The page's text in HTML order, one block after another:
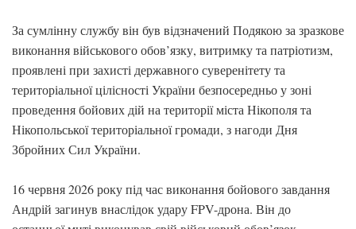
За сумлінну службу він був відзначений Подякою за зразкове
виконання військового обов’язку, витримку та патріотизм,
проявлені при захисті державного суверенітету та
територіальної цілісності України безпосередньо у зоні
проведення бойових дій на території міста Нікополя та
Нікопольської територіальної громади, з нагоди Дня
Збройних Сил України.
16 червня 2026 року під час виконання бойового завдання
Андрій загинув внаслідок удару FPV-дрона. Він до